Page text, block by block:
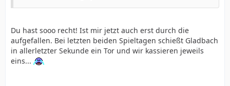
Du hast sooo recht! Ist mir jetzt auch erst durch die
aufgefallen. Bei letzten beiden Spieltagen schießt Gladbach
in allerletzter Sekunde ein Tor und wir kassieren jeweils
eins...